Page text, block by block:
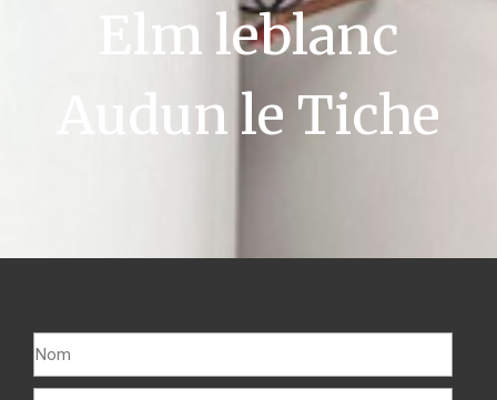
Elm leblanc
Audun le Tiche